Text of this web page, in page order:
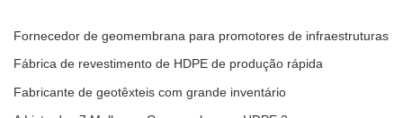
Fornecedor de geomembrana para promotores de infraestruturas
Fábrica de revestimento de HDPE de produção rápida
Fabricante de geotêxteis com grande inventário